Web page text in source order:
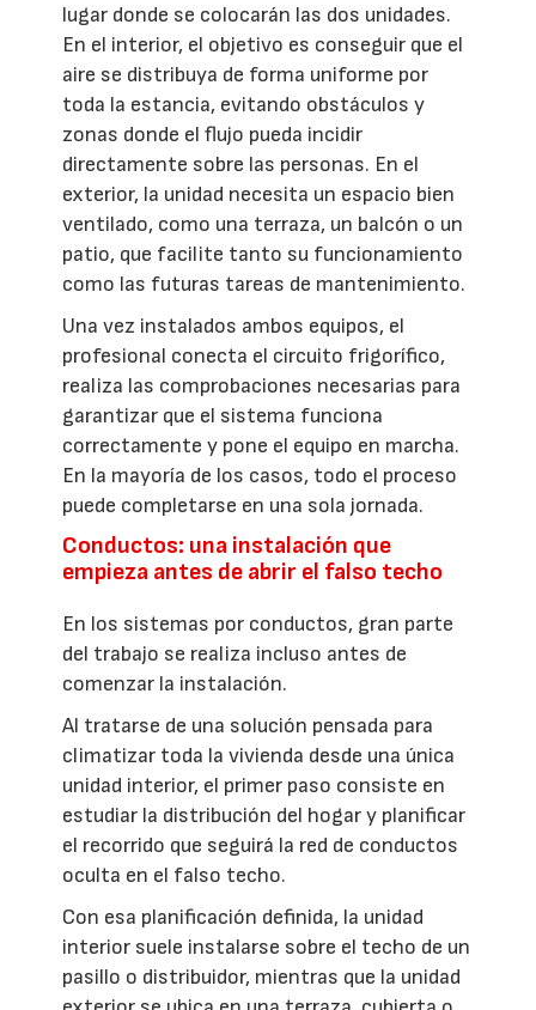
lugar donde se colocarán las dos unidades.
En el interior, el objetivo es conseguir que el
aire se distribuya de forma uniforme por
toda la estancia, evitando obstáculos y
zonas donde el flujo pueda incidir
directamente sobre las personas. En el
exterior, la unidad necesita un espacio bien
ventilado, como una terraza, un balcón o un
patio, que facilite tanto su funcionamiento
como las futuras tareas de mantenimiento.
Una vez instalados ambos equipos, el
profesional conecta el circuito frigorífico,
realiza las comprobaciones necesarias para
garantizar que el sistema funciona
correctamente y pone el equipo en marcha.
En la mayoría de los casos, todo el proceso
puede completarse en una sola jornada.
Conductos: una instalación que
empieza antes de abrir el falso techo
En los sistemas por conductos, gran parte
del trabajo se realiza incluso antes de
comenzar la instalación.
Al tratarse de una solución pensada para
climatizar toda la vivienda desde una única
unidad interior, el primer paso consiste en
estudiar la distribución del hogar y planificar
el recorrido que seguirá la red de conductos
oculta en el falso techo.
Con esa planificación definida, la unidad
interior suele instalarse sobre el techo de un
pasillo o distribuidor, mientras que la unidad